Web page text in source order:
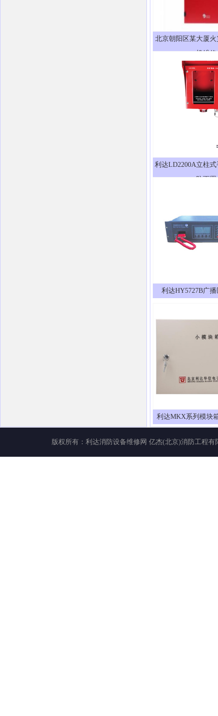
北京朝阳区某大厦
机维修
利达LD2200A立柱
防雨罩
利达HY5727B广
利达MKX系列模块
版权所有： 利达消防设备维修网 亿杰(北京)消防工程有